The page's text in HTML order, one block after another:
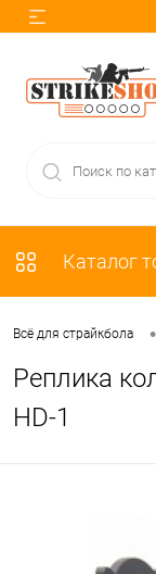
Каталог
Всё для страйкбола •
Реплика
HD-1